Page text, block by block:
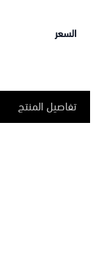
السعر
تفاصيل المنتج